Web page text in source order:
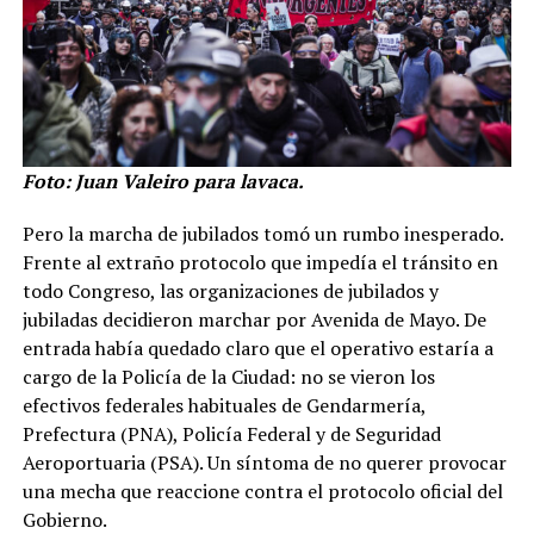
Foto: Juan Valeiro para lavaca.
Pero la marcha de jubilados tomó un rumbo inesperado.
Frente al extraño protocolo que impedía el tránsito en
todo Congreso, las organizaciones de jubilados y
jubiladas decidieron marchar por Avenida de Mayo. De
entrada había quedado claro que el operativo estaría a
cargo de la Policía de la Ciudad: no se vieron los
efectivos federales habituales de Gendarmería,
Prefectura (PNA), Policía Federal y de Seguridad
Aeroportuaria (PSA). Un síntoma de no querer provocar
una mecha que reaccione contra el protocolo oficial del
Gobierno.